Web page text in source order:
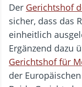
Der Gerichtshof
sicher, dass das
einheitlich
Ergänzend dazu
Gerichtshof für
der